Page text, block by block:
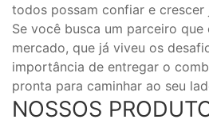
todos possam confiar e crescer
Se você busca um parceiro
mercado, que já viveu os
importância de entregar o
pronta para caminhar ao seu
NOSSOS